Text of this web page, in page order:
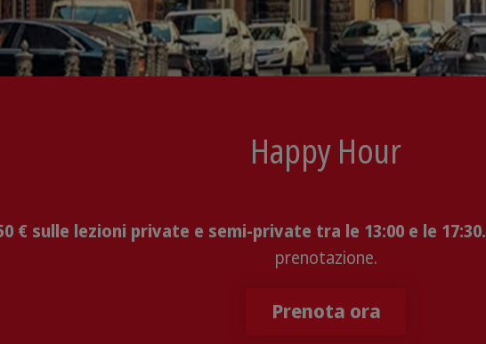
Happy Hour
€ sulle lezioni private e semi-private tra le 13:00 e le 17:30.
prenotazione.
Prenota ora